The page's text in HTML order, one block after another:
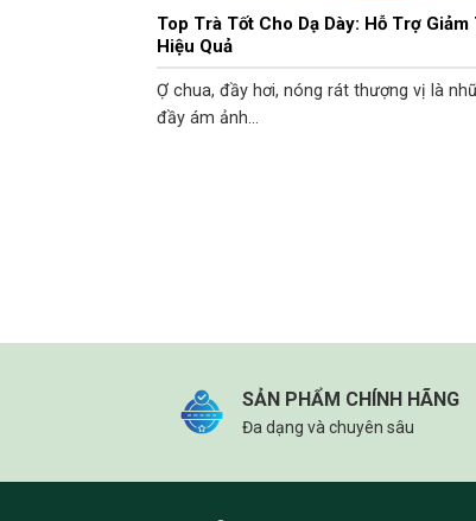
Top Trà Tốt Cho Dạ Dày: Hỗ Trợ
Hiệu Quả
Ợ chua, đầy hơi, nóng rát thượng vị là
đầy ám ảnh...
SẢN PHẨM CHÍNH HÃNG
Đa dạng và chuyên sâu